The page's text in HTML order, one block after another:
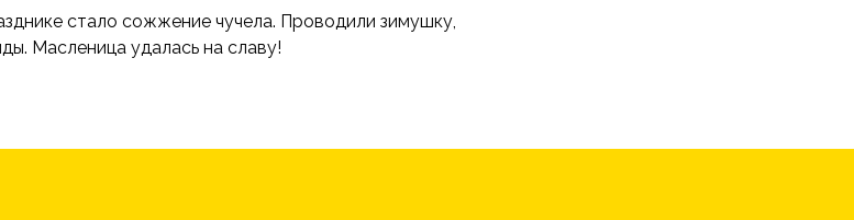
стало сожжение чучела. Проводили зимушку,
Масленица удалась на славу!